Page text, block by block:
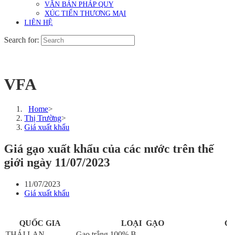
VĂN BẢN PHÁP QUY
XÚC TIẾN THƯƠNG MẠI
LIÊN HỆ
Search for:
VFA
Home>
Thị Trường>
Giá xuất khẩu
Giá gạo xuất khẩu của các nước trên thế
giới ngày 11/07/2023
11/07/2023
Giá xuất khẩu
QUỐC GIA LOẠI GẠO